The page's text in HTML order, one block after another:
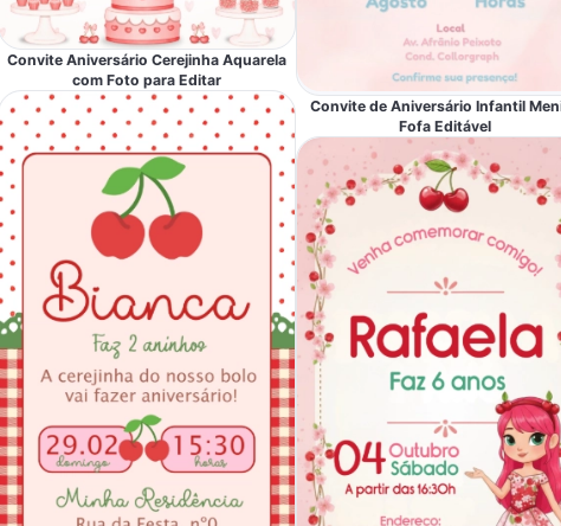
Convite Aniversário Cerejinha Aquarela
com Foto para Editar
Convite de Aniversário Infantil
Fofa Editável